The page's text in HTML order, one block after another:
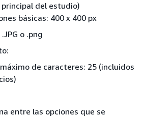
del estudio)
básicas: 400 x 400 px
o .png
de caracteres: 25 (incluidos
entre las opciones que se